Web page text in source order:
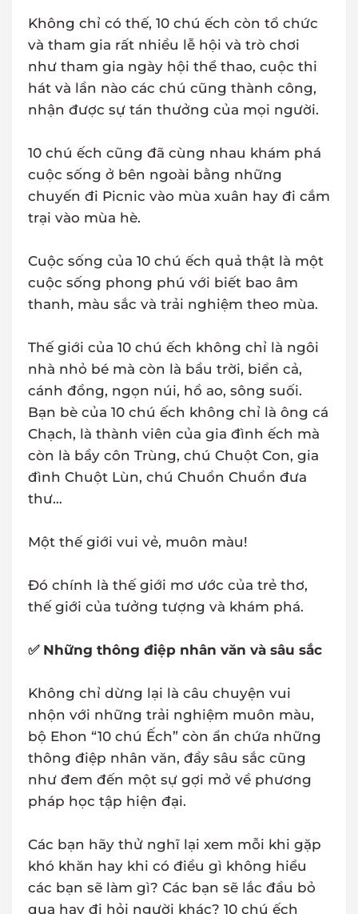
Không chỉ có thế, 10 chú ếch còn tổ chức
và tham gia rất nhiều lễ hội và trò chơi
như tham gia ngày hội thể thao, cuộc thi
hát và lần nào các chú cũng thành công,
nhận được sự tán thưởng của mọi người.
10 chú ếch cũng đã cùng nhau khám phá
cuộc sống ở bên ngoài bằng những
chuyến đi Picnic vào mùa xuân hay đi cắm
trại vào mùa hè.
Cuộc sống của 10 chú ếch quả thật là một
cuộc sống phong phú với biết bao âm
thanh, màu sắc và trải nghiệm theo mùa.
Thế giới của 10 chú ếch không chỉ là ngôi
nhà nhỏ bé mà còn là bầu trời, biển cả,
cánh đồng, ngọn núi, hồ ao, sông suối.
Bạn bè của 10 chú ếch không chỉ là ông cá
Chạch, là thành viên của gia đình ếch mà
còn là bầy côn Trùng, chú Chuột Con, gia
đình Chuột Lùn, chú Chuồn Chuồn đưa
thư…
Một thế giới vui vẻ, muôn màu!
Đó chính là thế giới mơ ước của trẻ thơ,
thế giới của tưởng tượng và khám phá.
✅ Những thông điệp nhân văn và sâu sắc
Không chỉ dừng lại là câu chuyện vui
nhộn với những trải nghiệm muôn màu,
bộ Ehon “10 chú Ếch” còn ẩn chứa những
thông điệp nhân văn, đầy sâu sắc cũng
như đem đến một sự gợi mở về phương
pháp học tập hiện đại.
Các bạn hãy thử nghĩ lại xem mỗi khi gặp
khó khăn hay khi có điều gì không hiểu
các bạn sẽ làm gì? Các bạn sẽ lắc đầu bỏ
qua hay đi hỏi người khác? 10 chú ếch